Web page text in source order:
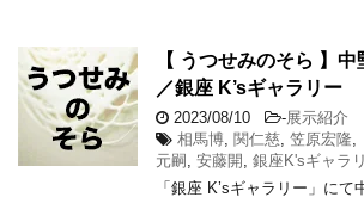
【 うつせみのそら 】
／銀座 K’sギャラリー
2023/08/10 -展示紹介
相馬博 関仁慈 笠原宏隆
元嗣 安藤開 銀座K'sギャラ
「銀座 K’sギャラリー」に